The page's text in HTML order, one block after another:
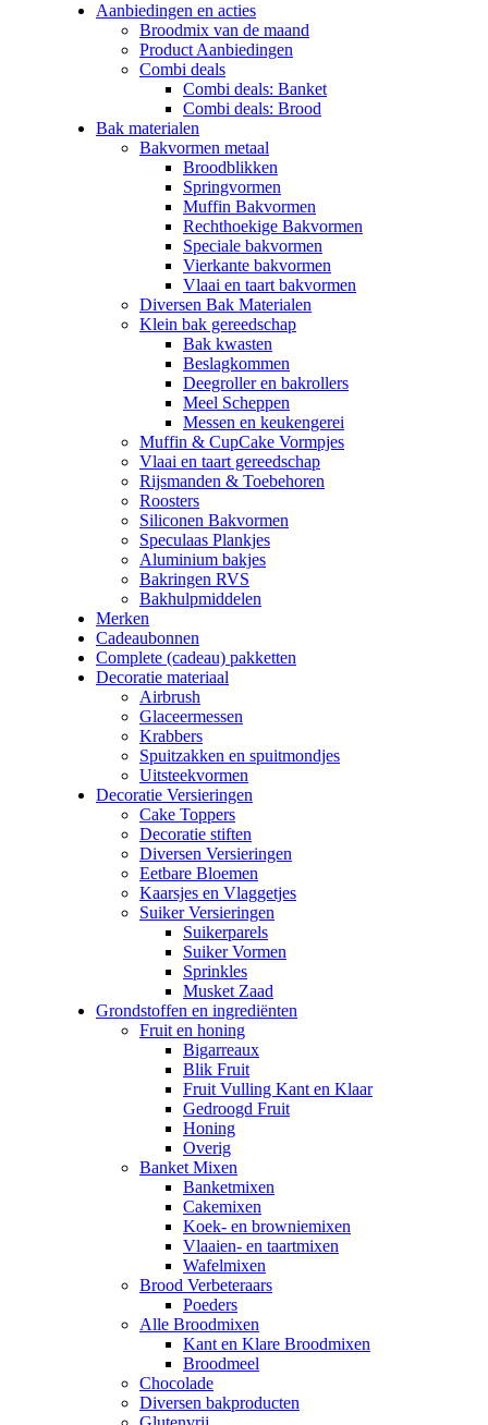
Aanbiedingen en acties
Broodmix van de maand
Product Aanbiedingen
Combi deals
Combi deals: Banket
Combi deals: Brood
Bak materialen
Bakvormen metaal
Broodblikken
Springvormen
Muffin Bakvormen
Rechthoekige Bakvormen
Speciale bakvormen
Vierkante bakvormen
Vlaai en taart bakvormen
Diversen Bak Materialen
Klein bak gereedschap
Bak kwasten
Beslagkommen
Deegroller en bakrollers
Meel Scheppen
Messen en keukengerei
Muffin & CupCake Vormpjes
Vlaai en taart gereedschap
Rijsmanden & Toebehoren
Roosters
Siliconen Bakvormen
Speculaas Plankjes
Aluminium bakjes
Bakringen RVS
Bakhulpmiddelen
Merken
Cadeaubonnen
Complete (cadeau) pakketten
Decoratie materiaal
Airbrush
Glaceermessen
Krabbers
Spuitzakken en spuitmondjes
Uitsteekvormen
Decoratie Versieringen
Cake Toppers
Decoratie stiften
Diversen Versieringen
Eetbare Bloemen
Kaarsjes en Vlaggetjes
Suiker Versieringen
Suikerparels
Suiker Vormen
Sprinkles
Musket Zaad
Grondstoffen en ingrediënten
Fruit en honing
Bigarreaux
Blik Fruit
Fruit Vulling Kant en Klaar
Gedroogd Fruit
Honing
Overig
Banket Mixen
Banketmixen
Cakemixen
Koek- en browniemixen
Vlaaien- en taartmixen
Wafelmixen
Brood Verbeteraars
Poeders
Alle Broodmixen
Kant en Klare Broodmixen
Broodmeel
Chocolade
Diversen bakproducten